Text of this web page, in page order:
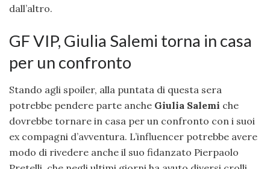
dall’altro.
GF VIP, Giulia Salemi torna in casa
per un confronto
Stando agli spoiler, alla puntata di questa sera
potrebbe pendere parte anche Giulia Salemi che
dovrebbe tornare in casa per un confronto con i suoi
ex compagni d’avventura. L’influencer potrebbe avere
modo di rivedere anche il suo fidanzato Pierpaolo